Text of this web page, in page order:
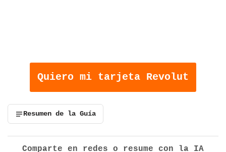
Quiero mi tarjeta Revolut
Resumen de la Guía
Comparte en redes o resume con la IA